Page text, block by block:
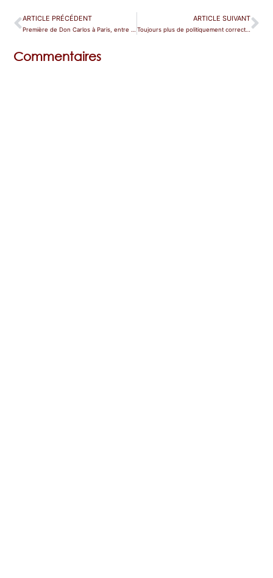
ARTICLE PRÉCÉDENT ARTICLE SUIVANT
Toujours plus de politiquement correct à l’opéra
Commentaires